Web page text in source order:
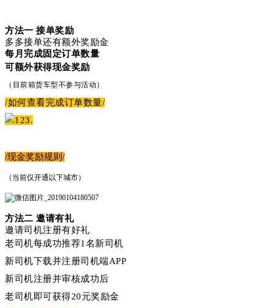
方法一 接单奖励
多多接单还有额外奖励金
每月完成固定订单数量
可额外获得现金奖励
（目前箱货车型不参与活动）
/如何查看完成订单数量/
/现金奖励规则/
（当前仅开通以下城市）
方法二 邀请有礼
邀请司机注册有好礼
老司机每成功推荐1名新司机
新司机下载并注册司机端APP
新司机注册并审核成功后
老司机即可获得20元奖励金